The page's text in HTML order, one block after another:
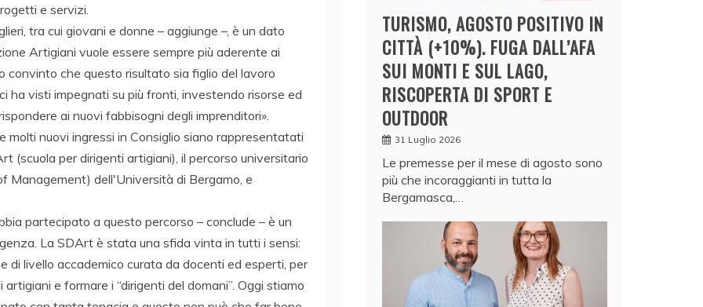
e servizi.
tra cui giovani e donne – aggiunge –, è un dato
Artigiani vuole essere sempre più aderente ai
convinto che questo risultato sia figlio del lavoro
ha visti impegnati su più fronti, investendo risorse ed
ai nuovi fabbisogni degli imprenditori».
nuovi ingressi in Consiglio siano rappresentatati
(scuola per dirigenti artigiani), il percorso universitario
Management) dell'Università di Bergamo, e
partecipato a questo percorso – conclude – è un
La SDArt è stata una sfida vinta in tutti i sensi:
di livello accademico curata da docenti ed esperti, per
e formare i “dirigenti del domani”. Oggi stiamo
TURISMO, AGOSTO POSITIVO IN
CITTÀ (+10%). FUGA DALL’AFA
SUI MONTI E SUL LAGO,
RISCOPERTA DI SPORT E
OUTDOOR
31 Luglio 2026
Le premesse per il mese di agosto sono
più che incoraggianti in tutta la
Bergamasca,…